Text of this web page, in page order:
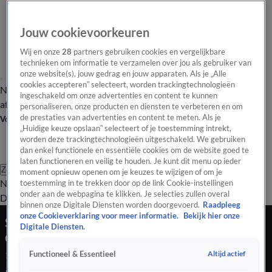
Nieuws van de DagOpinie van de Dag Onze categorieën Laatste
afleveringVideo's Nieuws van de Dag Podcast
Volg Nieuws van de Dag
Zoeken
Nieuws van de DagOpinie van de
Dag
Video'sUitzendingen PodcastPanelContact
Spectaculaire daling asielinstroom België, hoe
doen ze dat?
1 juni 2026, 18:44
Jouw cookievoorkeuren
Wij en onze28 partners gebruiken cookies en vergelijkbare
technieken om informatie te verzamelen over jou als gebruiker van
onze website(s), jouw gedrag en jouw apparaten. Als je „Alle
cookies accepteren” selecteert, worden trackingtechnologieën
ingeschakeld om onze advertenties en content te kunnen
personaliseren, onze producten en diensten te verbeteren en om
de prestaties van advertenties en content te meten. Als je
„Huidige keuze opslaan” selecteert of je toestemming intrekt,
worden deze trackingtechnologieën uitgeschakeld. We gebruiken
dan enkel functionele en essentiële cookies om de website goed te
laten functioneren en veilig te houden. Je kunt dit menu op ieder
moment opnieuw openen om je keuzes te wijzigen of om je
toestemming in te trekken door op de link Cookie-instellingen
onder aan de webpagina te klikken. Je selecties zullen overal
binnen onze Digitale Diensten worden doorgevoerd. Raadpleeg
onze Cookieverklaring voor meer informatie.
Bekijk hier onze
Digitale Diensten.
Functioneel & Essentieel Altijd actief